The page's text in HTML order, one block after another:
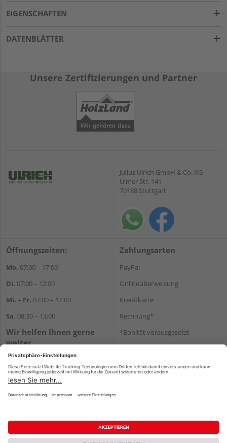
EIGENSCHAFTEN
DATENBLÄTTER
Unsere Zertifizierungen und Partner
Julius Ulrich GmbH & Co. KG
Ulmer Str. 141
70188 Stuttgart
Öffnungszeiten:
Mo. 07:00 – 17:00
Di. 07:00 – 12:00
Mi. – Fr. 07:00 – 17:00
Sa. 08:30 – 13:00
Wir helfen Ihnen gerne
weiter
Tel.:+49 711 168520
WhatsApp
Zahlungsarten
PayPal
Onlineüberweisung
Kreditkarte
Rechnung*
*Bonität vorausgesetzt
Versand
Impressum AGB Widerruf
Datenschutz
Reservierungsbedingungen
Vertrag widerrufen